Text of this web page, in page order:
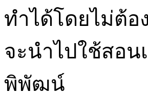
ทำได้โดยไม่ต้
จะนำไปใช้สอน
พิพัฒน์